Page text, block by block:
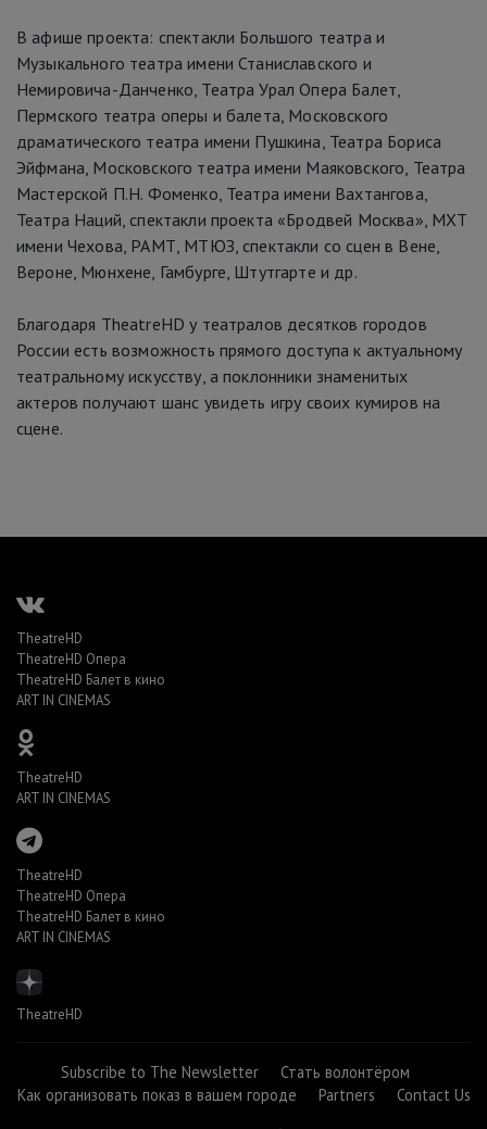
В афише проекта: спектакли Большого театра и
Музыкального театра имени Станиславского и
Немировича-Данченко, Театра Урал Опера Балет,
Пермского театра оперы и балета, Московского
драматического театра имени Пушкина, Театра Бориса
Эйфмана, Московского театра имени Маяковского, Театра
Мастерской П.Н. Фоменко, Театра имени Вахтангова,
Театра Наций, спектакли проекта «Бродвей Москва», МХТ
имени Чехова, РАМТ, МТЮЗ, спектакли со сцен в Вене,
Вероне, Мюнхене, Гамбурге, Штутгарте и др.
Благодаря TheatreHD у театралов десятков городов
России есть возможность прямого доступа к актуальному
театральному искусству, а поклонники знаменитых
актеров получают шанс увидеть игру своих кумиров на
сцене.
TheatreHD
TheatreHD Опера
TheatreHD Балет в кино
ART IN CINEMAS
TheatreHD
ART IN CINEMAS
TheatreHD
TheatreHD Опера
TheatreHD Балет в кино
ART IN CINEMAS
TheatreHD
Subscribe to The Newsletter
Стать волонтёром
Как организовать показ в вашем городе
Partners
Contact Us